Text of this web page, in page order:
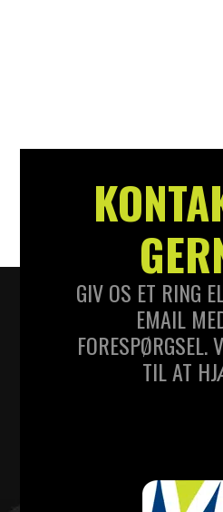
GIV OS ET RING
EMAIL
FORESPØRGSEL.
TIL AT